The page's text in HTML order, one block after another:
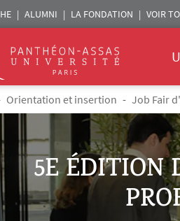
Assas
ALUMNI LA FONDATION VOIR
Orientation et insertion Job Fair
5E ÉDITION